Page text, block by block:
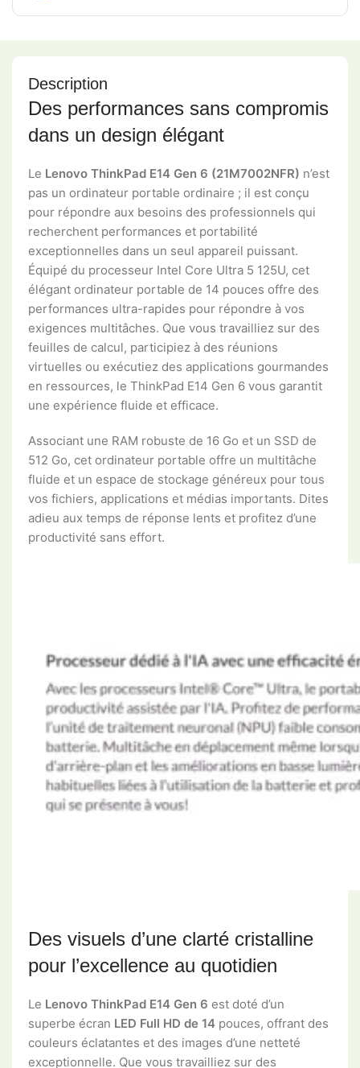
Description
Des performances sans compromis
dans un design élégant
Le Lenovo ThinkPad E14 Gen 6 (21M7002NFR) n’est
pas un ordinateur portable ordinaire ; il est conçu
pour répondre aux besoins des professionnels qui
recherchent performances et portabilité
exceptionnelles dans un seul appareil puissant.
Équipé du processeur Intel Core Ultra 5 125U, cet
élégant ordinateur portable de 14 pouces offre des
performances ultra-rapides pour répondre à vos
exigences multitâches. Que vous travailliez sur des
feuilles de calcul, participiez à des réunions
virtuelles ou exécutiez des applications gourmandes
en ressources, le ThinkPad E14 Gen 6 vous garantit
une expérience fluide et efficace.
Associant une RAM robuste de 16 Go et un SSD de
512 Go, cet ordinateur portable offre un multitâche
fluide et un espace de stockage généreux pour tous
vos fichiers, applications et médias importants. Dites
adieu aux temps de réponse lents et profitez d’une
productivité sans effort.
Des visuels d’une clarté cristalline
pour l’excellence au quotidien
Le Lenovo ThinkPad E14 Gen 6 est doté d’un
superbe écran LED Full HD de 14 pouces, offrant des
couleurs éclatantes et des images d’une netteté
exceptionnelle. Que vous travailliez sur des